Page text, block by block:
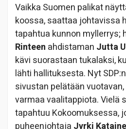
Vaikka Suomen palikat
koossa, saattaa johtavissa
tapahtua kunnon myllerrys;
Rinteen ahdistaman Jutta
kävi suorastaan tukalaksi,
lähti hallituksesta. Nyt
sivustan pelätään
varmaa vaalitappiota. Vielä
tapahtuu Kokoomuksessa,
puheenjohtaja Jyrki